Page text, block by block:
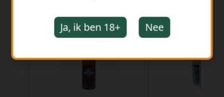
Ja, ik ben 18+ Nee